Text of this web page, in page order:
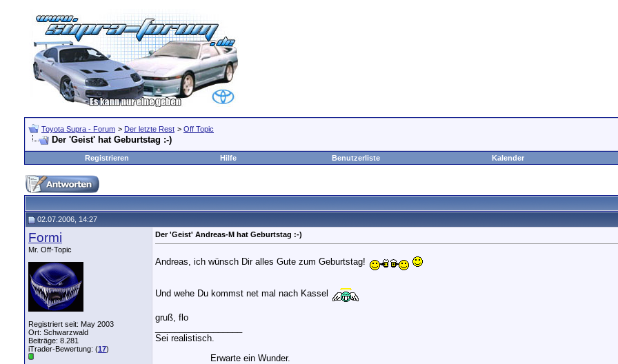
Toyota Supra - Forum > Der letzte Rest > Off Topic
Der 'Geist' hat Geburtstag :-)
Registrieren Hilfe Benutzerliste Kalender
02.07.2006, 14:27
Formi
Mr. Off-Topic
Registriert seit: May 2003
Ort: Schwarzwald
Beiträge: 8.281
iTrader-Bewertung: (17)
Der 'Geist' Andreas-M hat Geburtstag :-)
Andreas, ich wünsch Dir alles Gute zum Geburtstag!
Und wehe Du kommst net mal nach Kassel
gruß, flo
Sei realistisch.
Erwarte ein Wunder.